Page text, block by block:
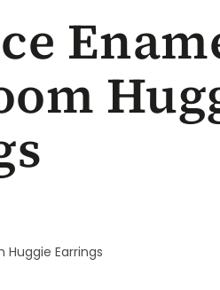
Huggie Earrings